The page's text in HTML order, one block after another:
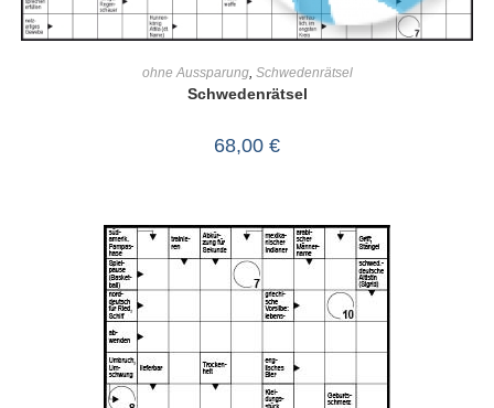
ohne Aussparung, Schwedenrätsel
Schwedenrätsel
68,00 €